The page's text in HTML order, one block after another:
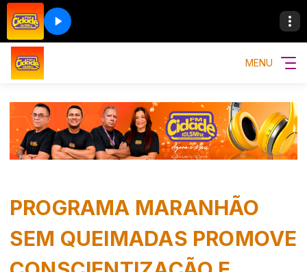
MENU
PROGRAMA MARANHÃO
SEM QUEIMADAS PROMOVE